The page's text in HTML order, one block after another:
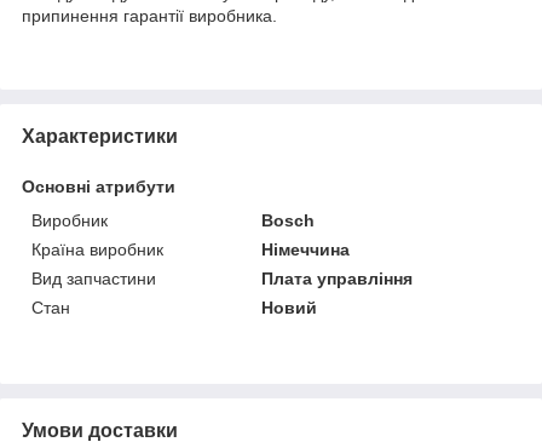
припинення гарантії виробника.
Характеристики
Основні атрибути
Виробник
Bosch
Країна виробник
Німеччина
Вид запчастини
Плата управління
Стан
Новий
Умови доставки